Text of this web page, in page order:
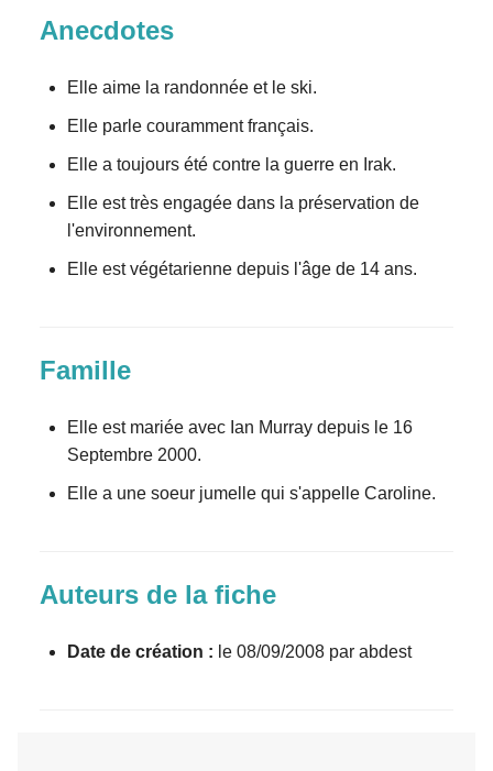
Anecdotes
Elle aime la randonnée et le ski.
Elle parle couramment français.
Elle a toujours été contre la guerre en Irak.
Elle est très engagée dans la préservation de
l'environnement.
Elle est végétarienne depuis l'âge de 14 ans.
Famille
Elle est mariée avec Ian Murray depuis le 16
Septembre 2000.
Elle a une soeur jumelle qui s'appelle Caroline.
Auteurs de la fiche
Date de création : le 08/09/2008 par abdest